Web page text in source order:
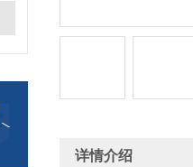
详情介绍